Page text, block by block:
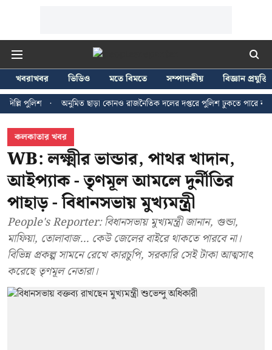
খবরাখবর ভিডিও মতে বিমতে সম্পাদকীয়
বিজ্ঞান প্রযুক্তি
পুলিশ
অনুমিত ছাড়া কোনও রাজনৈতিক দলের দপ্তরে পুলিশ ঢুকতে পারে না - জন
কলকাতার খবর
WB: লক্ষ্মীর ভান্ডার, পাথর খাদান,
আইপ্যাক - তৃণমূল আমলে দুর্নীতির
পাহাড় - বিধানসভায় মুখ্যমন্ত্রী
People's Reporter: বিধানসভায় মুখ্যমন্ত্রী জানান, গুন্ডা,
মাফিয়া, তোলাবাজ... কেউ জেলের বাইরে থাকতে পারবে না।
বিভিন্ন প্রকল্প সামনে রেখে কারচুপি, সরকারি সেই টাকা আত্মসাৎ
করেছে তৃণমূল নেতারা।